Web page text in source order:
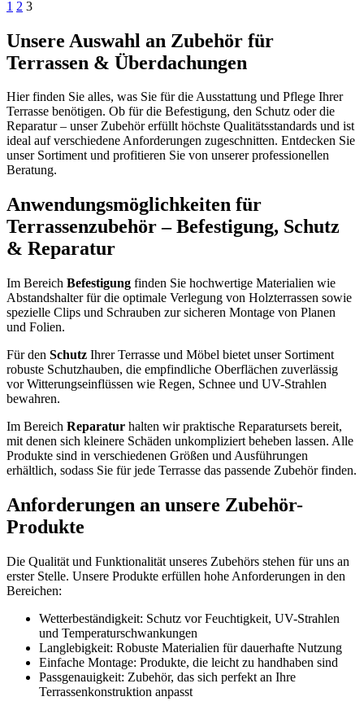
1 2 3
Unsere Auswahl an Zubehör für
Terrassen & Überdachungen
Hier finden Sie alles, was Sie für die Ausstattung und Pflege Ihrer
Terrasse benötigen. Ob für die Befestigung, den Schutz oder die
Reparatur – unser Zubehör erfüllt höchste Qualitätsstandards und ist
ideal auf verschiedene Anforderungen zugeschnitten. Entdecken Sie
unser Sortiment und profitieren Sie von unserer professionellen
Beratung.
Anwendungsmöglichkeiten für
Terrassenzubehör – Befestigung, Schutz
& Reparatur
Im Bereich Befestigung finden Sie hochwertige Materialien wie
Abstandshalter für die optimale Verlegung von Holzterrassen sowie
spezielle Clips und Schrauben zur sicheren Montage von Planen
und Folien.
Für den Schutz Ihrer Terrasse und Möbel bietet unser Sortiment
robuste Schutzhauben, die empfindliche Oberflächen zuverlässig
vor Witterungseinflüssen wie Regen, Schnee und UV-Strahlen
bewahren.
Im Bereich Reparatur halten wir praktische Reparatursets bereit,
mit denen sich kleinere Schäden unkompliziert beheben lassen. Alle
Produkte sind in verschiedenen Größen und Ausführungen
erhältlich, sodass Sie für jede Terrasse das passende Zubehör finden.
Anforderungen an unsere Zubehör-
Produkte
Die Qualität und Funktionalität unseres Zubehörs stehen für uns an
erster Stelle. Unsere Produkte erfüllen hohe Anforderungen in den
Bereichen:
Wetterbeständigkeit: Schutz vor Feuchtigkeit, UV-Strahlen
und Temperaturschwankungen
Langlebigkeit: Robuste Materialien für dauerhafte Nutzung
Einfache Montage: Produkte, die leicht zu handhaben sind
Passgenauigkeit: Zubehör, das sich perfekt an Ihre
Terrassenkonstruktion anpasst